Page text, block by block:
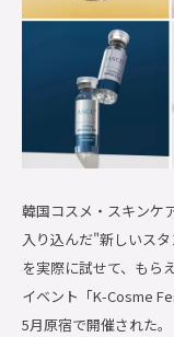
韓国コスメ・スキンケ
入り込んだ"新しいス
を実際に試せて、もら
イベント「K-Cosme
5月原宿で開催された。